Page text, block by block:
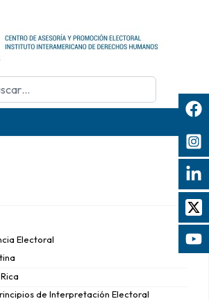
Electoral
de Interpretación Electoral